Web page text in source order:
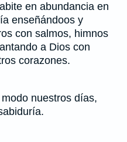
en abundancia en
enseñándoos y
con salmos, himnos
a Dios con
corazones.
nuestros días,